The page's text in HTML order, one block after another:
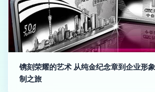
镌刻荣耀的艺术 从纯金纪念章到企业形
制之旅